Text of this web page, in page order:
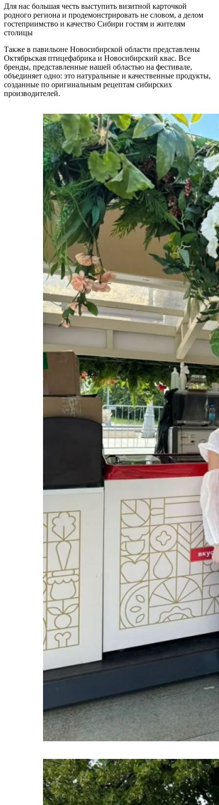
Для нас большая честь выступить визитной карточкой
родного региона и продемонстрировать не словом, а делом
гостеприимство и качество Сибири гостям и жителям
столицы
Также в павильоне Новосибирской области представлены
Октябрьская птицефабрика и Новосибирский квас. Все
бренды, представленные нашей областью на фестивале,
объединяет одно: это натуральные и качественные продукты,
созданные по оригинальным рецептам сибирских
производителей.